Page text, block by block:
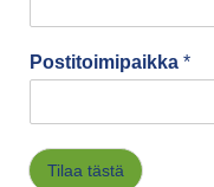
Postitoimipaikka *
Tilaa tästä